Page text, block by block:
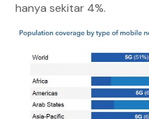
hanya sekitar 4%.